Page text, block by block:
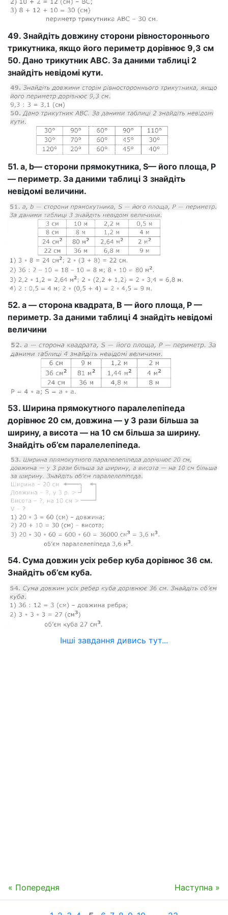
49. Знайдіть довжину сторони рівностороннього
трикутника, якщо його периметр дорівнює 9,3 см
50. Дано трикутник ABC. За даними таблиці 2
знайдіть невідомі кути.
51. а, b— сторони прямокутника, S— його площа, Р
— периметр. За даними таблиці 3 знайдіть
невідомі величини.
52. а — сторона квадрата, В — його площа, Р —
периметр. За даними таблиці 4 знайдіть невідомі
величини
53. Ширина прямокутного паралелепіпеда
дорівнює 20 см, довжина — у 3 рази більша за
ширину, а висота — на 10 см більша за ширину.
Знайдіть об’єм паралелепіпеда.
54. Сума довжин усіх ребер куба дорівнює 36 см.
Знайдіть об’єм куба.
Інші завдання дивись тут...
« Попередня Наступна »